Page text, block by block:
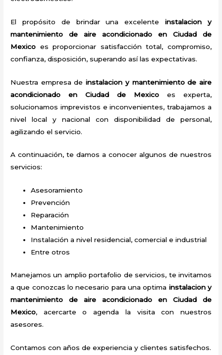
El propósito de brindar una excelenteinstalacion y
mantenimiento de aire acondicionado en Ciudad de
Mexico es proporcionar satisfacción total, compromiso,
confianza, disposición, superando así las expectativas.
Nuestra empresa deinstalacion y mantenimiento de aire
acondicionado en Ciudad de Mexicoes experta,
solucionamos imprevistos e inconvenientes, trabajamos a
nivel local y nacional con disponibilidad de personal,
agilizando el servicio.
A continuación, te damos a conocer algunos de nuestros
servicios:
Asesoramiento
Prevención
Reparación
Mantenimiento
Instalación a nivel residencial, comercial e industrial
Entre otros
Manejamos un amplio portafolio de servicios, te invitamos
a que conozcas lo necesario para una optima instalacion y
mantenimiento de aire acondicionado en Ciudad de
Mexico, acercarte o agenda la visita con nuestros
asesores.
Contamos con años de experiencia y clientes satisfechos.